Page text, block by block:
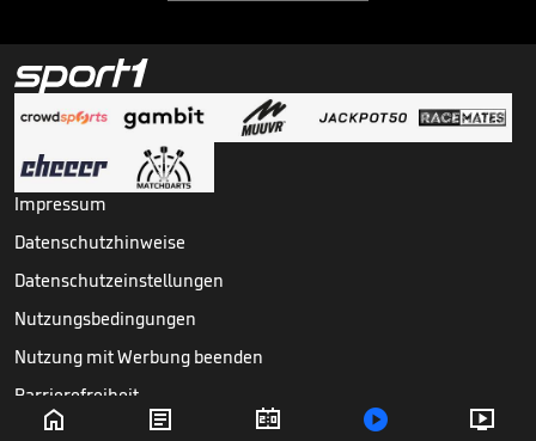
    
Impressum
Datenschutzhinweise
Datenschutzeinstellungen
Nutzungsbedingungen
Nutzung mit Werbung beenden
Barrierefreiheit
Copyright © Sport1 GmbH. Alle Rechte vorbehalten.